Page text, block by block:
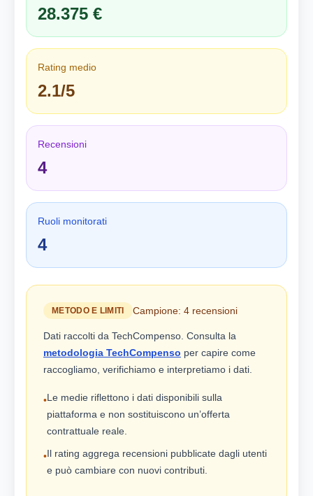
28.375 €
Rating medio
2.1/5
Recensioni
4
Ruoli monitorati
4
METODO E LIMITI Campione: 4 recensioni
Dati raccolti da TechCompenso. Consulta la
metodologia TechCompenso per capire come
raccogliamo, verifichiamo e interpretiamo i dati.
•Le medie riflettono i dati disponibili sulla
piattaforma e non sostituiscono un’offerta
contrattuale reale.
•Il rating aggrega recensioni pubblicate dagli utenti
e può cambiare con nuovi contributi.